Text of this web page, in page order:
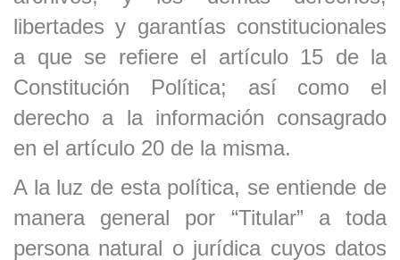
libertades y garantías constitucionales
a que se refiere el artículo 15 de la
Constitución Política; así como el
derecho a la información consagrado
en el artículo 20 de la misma.
A la luz de esta política, se entiende de
manera general por “Titular” a toda
persona natural o jurídica cuyos datos